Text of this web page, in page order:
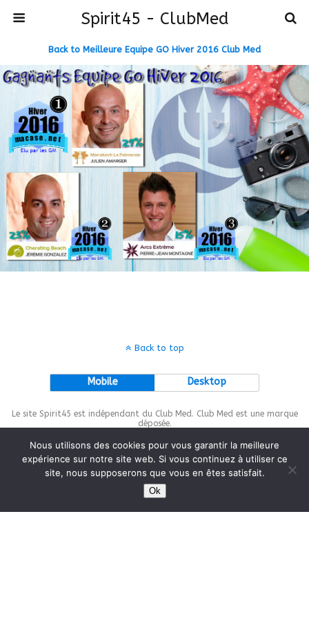
Spirit45 - ClubMed
Back to Meilleure Equipe GO Hiver 2016 Club Med
Back to top
Mobile Desktop
Le site Spirit45 est indépendant du Club Med. Club Med est une marque
déposée.
This site is protected bywp-copyrightpro.com
Nous utilisons des cookies pour vous garantir la meilleure
expérience sur notre site web. Si vous continuez à utiliser ce
site, nous supposerons que vous en êtes satisfait.
Ok